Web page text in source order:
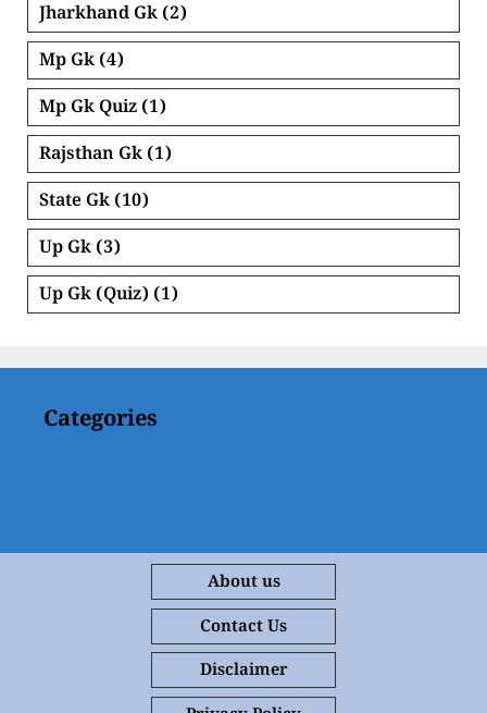
Jharkhand Gk (2)
Mp Gk (4)
Mp Gk Quiz (1)
Rajsthan Gk (1)
State Gk (10)
Up Gk (3)
Up Gk (Quiz) (1)
Categories
About us
Contact Us
Disclaimer